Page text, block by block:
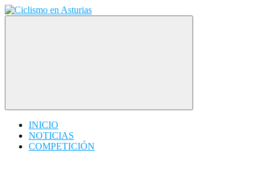
Saltar
contenido
INICIO
NOTICIAS
COMPETICIÓN